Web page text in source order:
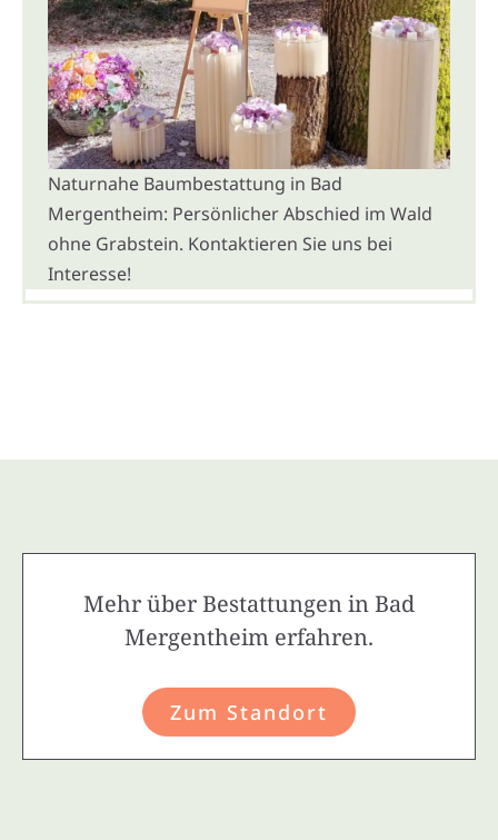
Naturnahe Baumbestattung in Bad
Mergentheim: Persönlicher Abschied im Wald
ohne Grabstein. Kontaktieren Sie uns bei
Interesse!
Mehr über Bestattungen in Bad
Mergentheim erfahren.
Zum Standort